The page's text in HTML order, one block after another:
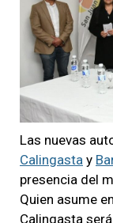
Las nuevas
Calingasta y
presencia del
Quien asume
Calingasta